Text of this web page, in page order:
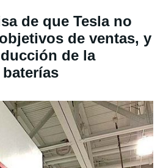
de que Tesla no
de ventas, y
de la